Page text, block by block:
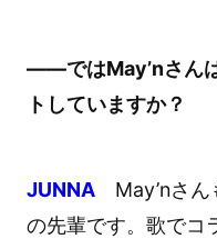
――ではMay’nさん
トしていますか？
JUNNAMay’nさん
の先輩です。歌でコ